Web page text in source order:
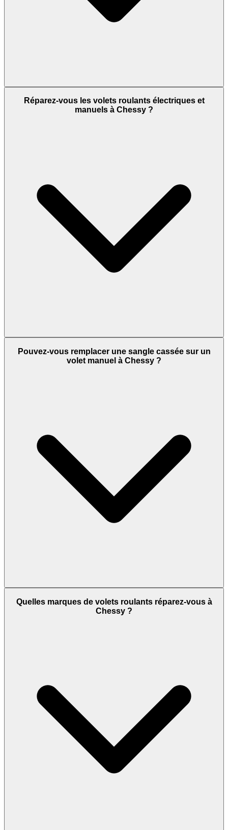
Réparez-vous les volets roulants électriques et
manuels à Chessy ?
Pouvez-vous remplacer une sangle cassée sur un
volet manuel à Chessy ?
Quelles marques de volets roulants réparez-vous à
Chessy ?